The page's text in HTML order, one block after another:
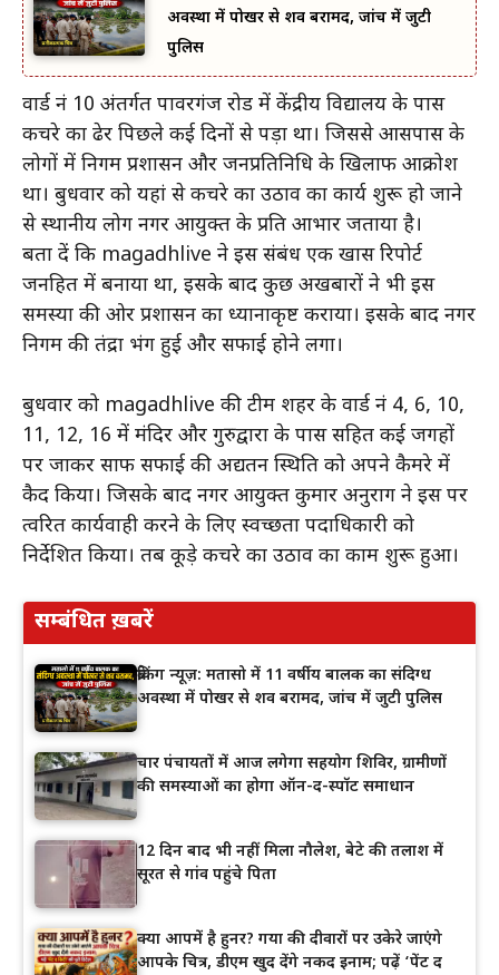
अवस्था में पोखर से शव बरामद, जांच में जुटी
पुलिस
वार्ड नं 10 अंतर्गत पावरगंज रोड में केंद्रीय विद्यालय के पास
कचरे का ढेर पिछले कई दिनों से पड़ा था। जिससे आसपास के
लोगों में निगम प्रशासन और जनप्रतिनिधि के खिलाफ आक्रोश
था। बुधवार को यहां से कचरे का उठाव का कार्य शुरू हो जाने
से स्थानीय लोग नगर आयुक्त के प्रति आभार जताया है।
बता दें कि magadhlive ने इस संबंध एक खास रिपोर्ट
जनहित में बनाया था, इसके बाद कुछ अखबारों ने भी इस
समस्या की ओर प्रशासन का ध्यानाकृष्ट कराया। इसके बाद नगर
निगम की तंद्रा भंग हुई और सफाई होने लगा।
बुधवार को magadhlive की टीम शहर के वार्ड नं 4, 6, 10,
11, 12, 16 में मंदिर और गुरुद्वारा के पास सहित कई जगहों
पर जाकर साफ सफाई की अद्यतन स्थिति को अपने कैमरे में
कैद किया। जिसके बाद नगर आयुक्त कुमार अनुराग ने इस पर
त्वरित कार्यवाही करने के लिए स्वच्छता पदाधिकारी को
निर्देशित किया। तब कूड़े कचरे का उठाव का काम शुरू हुआ।
सम्बंधित ख़बरें
ब्रेकिंग न्यूज़: मतासो में 11 वर्षीय बालक का संदिग्ध
अवस्था में पोखर से शव बरामद, जांच में जुटी पुलिस
चार पंचायतों में आज लगेगा सहयोग शिविर, ग्रामीणों
की समस्याओं का होगा ऑन-द-स्पॉट समाधान
12 दिन बाद भी नहीं मिला नौलेश, बेटे की तलाश में
सूरत से गांव पहुंचे पिता
क्या आपमें है हुनर? गया की दीवारों पर उकेरे जाएंगे
आपके चित्र, डीएम खुद देंगे नकद इनाम; पढ़ें ‘पेंट द